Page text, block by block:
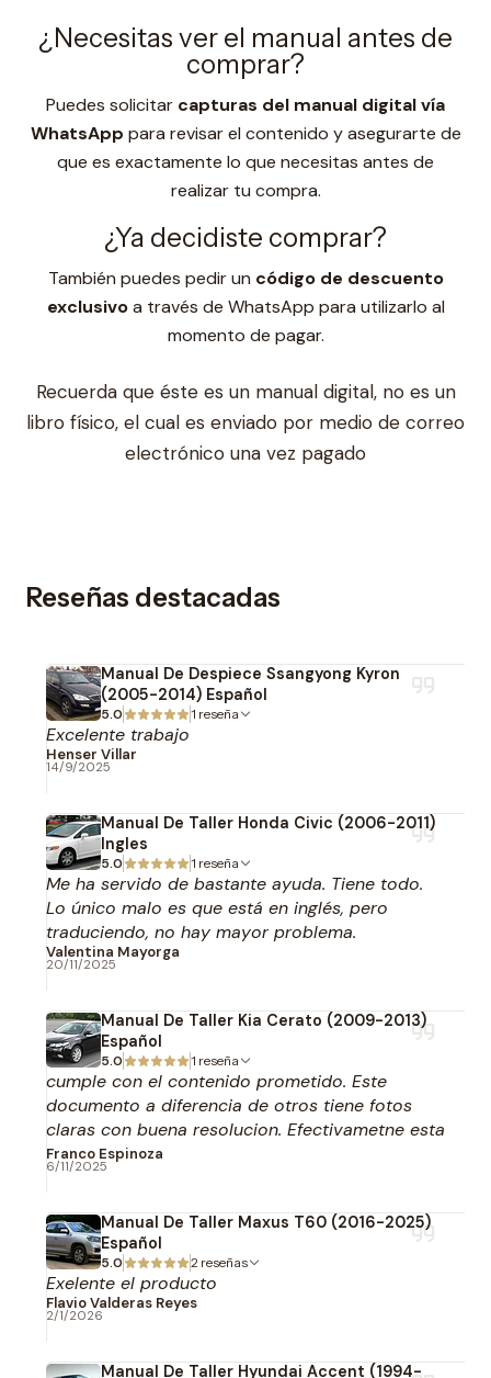
¿Necesitas ver el manual antes de
comprar?
Puedes solicitar capturas del manual digital vía
WhatsApp para revisar el contenido y asegurarte de
que es exactamente lo que necesitas antes de
realizar tu compra.
¿Ya decidiste comprar?
También puedes pedir un código de descuento
exclusivoa través de WhatsApp para utilizarlo al
momento de pagar.
Recuerda que éste es un manual digital, no es un
libro físico, el cual es enviado por medio de correo
electrónico una vez pagado
Reseñas destacadas
Manual De Despiece Ssangyong Kyron
(2005-2014) Español
5.0 1 reseña
Excelente trabajo
Henser Villar
14/9/2025
Manual De Taller Honda Civic (2006-2011)
Ingles
5.0 1 reseña
Me ha servido de bastante ayuda. Tiene todo.
Lo único malo es que está en inglés, pero
traduciendo, no hay mayor problema.
Valentina Mayorga
20/11/2025
Manual De Taller Kia Cerato (2009-2013)
Español
5.0 1 reseña
cumple con el contenido prometido. Este
documento a diferencia de otros tiene fotos
claras con buena resolucion. Efectivametne esta
en español.
Franco Espinoza
6/11/2025
Manual De Taller Maxus T60 (2016-2025)
Español
5.0 2 reseñas
Exelente el producto
Flavio Valderas Reyes
2/1/2026
Manual De Taller Hyundai Accent (1994-